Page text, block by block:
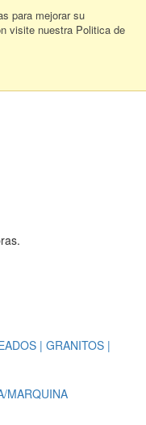
para mejorar su
visite nuestra Politica de
| GRANITOS |
MARQUINA